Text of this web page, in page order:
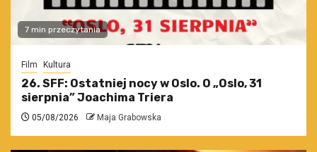
7 min przeczytania
Film Kultura
26. SFF: Ostatniej nocy w Oslo. O „Oslo, 31
sierpnia” Joachima Triera
05/08/2026 Maja Grabowska